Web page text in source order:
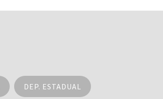
DEP. ESTADUAL